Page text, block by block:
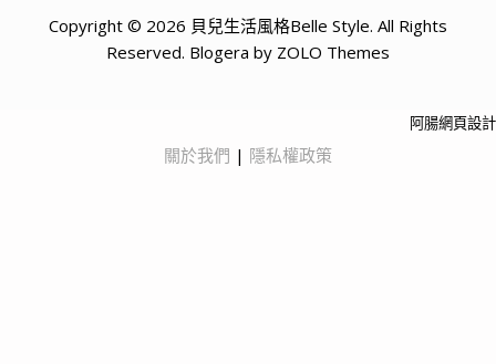
Copyright © 2026 貝兒生活風格Belle Style. All Rights
Reserved. Blogera by ZOLO Themes
阿腸網頁設計
關於我們 | 隱私權政策